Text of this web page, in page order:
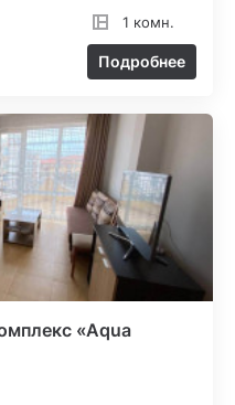
1 комн.
Подробнее
«Aqua